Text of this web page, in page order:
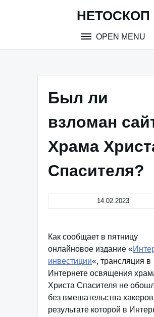
НЕТОСКОП
OPEN MENU
Был ли
взломан
Храма
Спасителя?
14.02.2023
Как сообщает в пятницу
онлайновое издание «
инвестиции«, трансляция в
Интернете освящения
Христа Спасителя не
без вмешательства
результате которой в